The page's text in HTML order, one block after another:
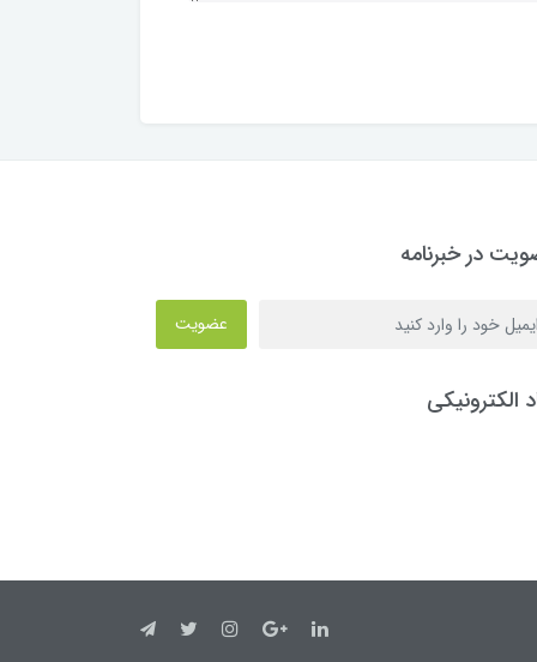
در خبرنامه
عضویت
الکترونیکی